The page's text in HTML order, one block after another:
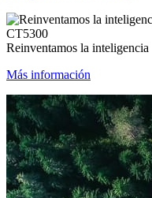
CT5300
Reinventamos la inteligencia
Más información